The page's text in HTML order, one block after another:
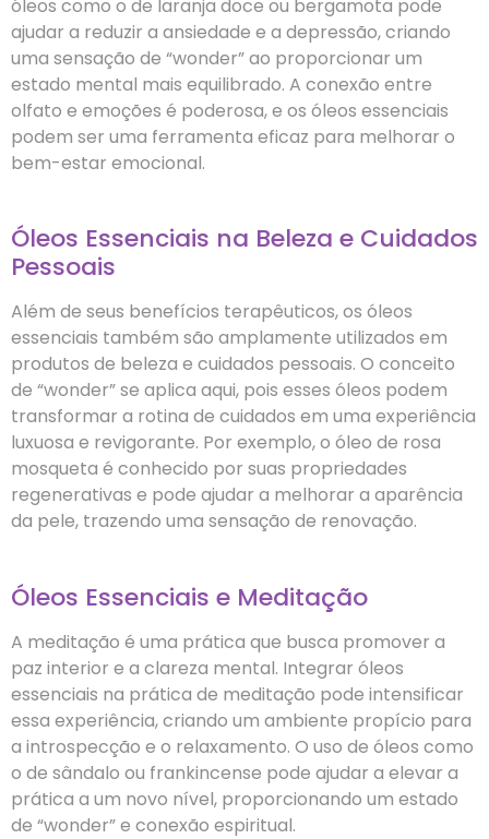
óleos como o de laranja doce ou bergamota pode
ajudar a reduzir a ansiedade e a depressão, criando
uma sensação de “wonder” ao proporcionar um
estado mental mais equilibrado. A conexão entre
olfato e emoções é poderosa, e os óleos essenciais
podem ser uma ferramenta eficaz para melhorar o
bem-estar emocional.
Óleos Essenciais na Beleza e Cuidados
Pessoais
Além de seus benefícios terapêuticos, os óleos
essenciais também são amplamente utilizados em
produtos de beleza e cuidados pessoais. O conceito
de “wonder” se aplica aqui, pois esses óleos podem
transformar a rotina de cuidados em uma experiência
luxuosa e revigorante. Por exemplo, o óleo de rosa
mosqueta é conhecido por suas propriedades
regenerativas e pode ajudar a melhorar a aparência
da pele, trazendo uma sensação de renovação.
Óleos Essenciais e Meditação
A meditação é uma prática que busca promover a
paz interior e a clareza mental. Integrar óleos
essenciais na prática de meditação pode intensificar
essa experiência, criando um ambiente propício para
a introspecção e o relaxamento. O uso de óleos como
o de sândalo ou frankincense pode ajudar a elevar a
prática a um novo nível, proporcionando um estado
de “wonder” e conexão espiritual.